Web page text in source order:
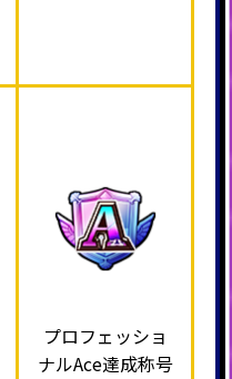
プロフェッショ
ナルAce達成称号